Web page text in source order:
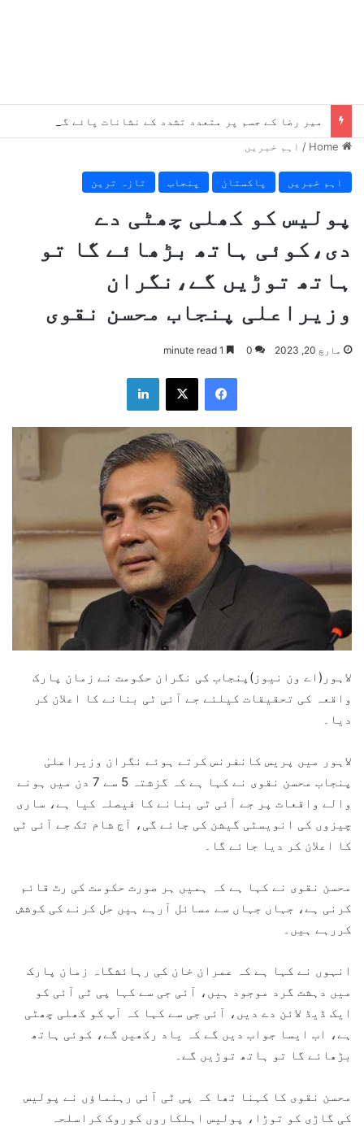
/ اہم خبریں
اہم خبریں پاکستان پنجاب تازہ ترین
پولیس کو کھلی چھٹی دے
دی،کوئی ہاتھ بڑھائے گا تو
ہاتھ توڑیں گے،نگران
وزیراعلی پنجاب محسن نقوی
مارچ 20, 2023 0
لاہور(اے ون نیوز)پنجاب کی نگران حکومت نے زمان پارک
واقعہ کی تحقیقات کیلئے جے آئی ٹی بنانے کا اعلان کر
دیا۔
لاہور میں پریس کانفرنس کرتے ہوئے نگران وزیراعلیٰ
پنجاب محسن نقوی نے کہا ہے کہ گزشتہ 5 سے 7 دن میں ہونے
والے واقعات پر جے آئی ٹی بنانے کا فیصلہ کیا ہے، ساری
چیزوں کی انویسٹی گیشن کی جائے گی، آج شام تک جے آئی ٹی
کا اعلان کر دیا جائے گا۔
محسن نقوی نے کہا ہے کہ ہمیں ہر صورت حکومت کی رٹ قائم
کرنی ہے، جہاں جہاں سے مسائل آرہے ہیں حل کرنے کی کوشش
کررہے ہیں۔
انہوں نے کہا ہے کہ عمران خان کی رہائشگاہ زمان پارک
میں دہشت گرد موجود ہیں، آئی جی سے کہا پی ٹی آئی کو
ایک ڈیڈ لائن دے دیں، آئی جی سے کہا کہ آپ کو کھلی چھٹی
ہے، اب ایسا جواب دیں گے کہ یاد رکھیں گے، کوئی ہاتھ
بڑھائے گا تو ہاتھ توڑیں گے۔
محسن نقوی کا کہنا تھا کہ پی ٹی آئی رہنماؤں نے پولیس
کی گاڑی کو توڑا، پولیس اہلکاروں کوروک کراسلحہ